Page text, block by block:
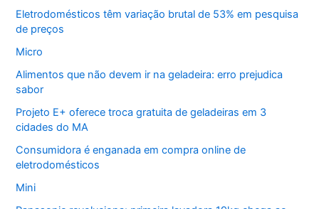
Eletrodomésticos têm variação brutal de 53% em pesquisa
de preços
Micro
Alimentos que não devem ir na geladeira: erro prejudica
sabor
Projeto E+ oferece troca gratuita de geladeiras em 3
cidades do MA
Consumidora é enganada em compra online de
eletrodomésticos
Mini